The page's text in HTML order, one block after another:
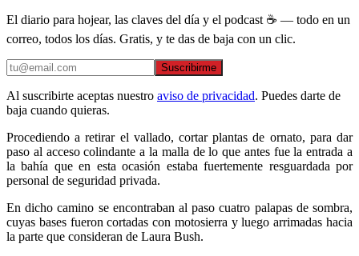
El diario para hojear, las claves del día y el podcast ☕ — todo en un
correo, todos los días. Gratis, y te das de baja con un clic.
Suscribirme
Al suscribirte aceptas nuestro aviso de privacidad. Puedes darte de
baja cuando quieras.
Procediendo a retirar el vallado, cortar plantas de ornato, para dar
paso al acceso colindante a la malla de lo que antes fue la entrada a
la bahía que en esta ocasión estaba fuertemente resguardada por
personal de seguridad privada.
En dicho camino se encontraban al paso cuatro palapas de sombra,
cuyas bases fueron cortadas con motosierra y luego arrimadas hacia
la parte que consideran de Laura Bush.